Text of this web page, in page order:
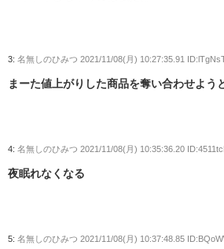
3: 名無しのひみつ 2021/11/08(月) 10:27:35.91
まーた値上がりした商品を奪い合わせよう
4: 名無しのひみつ 2021/11/08(月) 10:35:36.20
夜眠れなくなる
5: 名無しのひみつ 2021/11/08(月) 10:37:48.85